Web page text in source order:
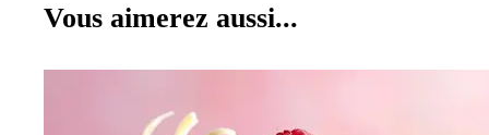
Vous aimerez aussi...